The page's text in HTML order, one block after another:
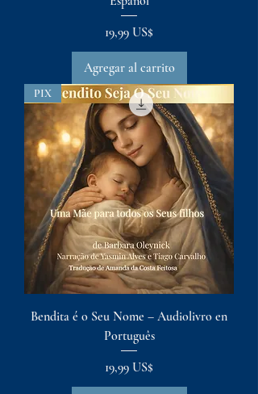
Precio
19,99 US$
Agregar al carrito
PIX
Bendita é o Seu Nome – Audiolivro en
Português
Precio
19,99 US$